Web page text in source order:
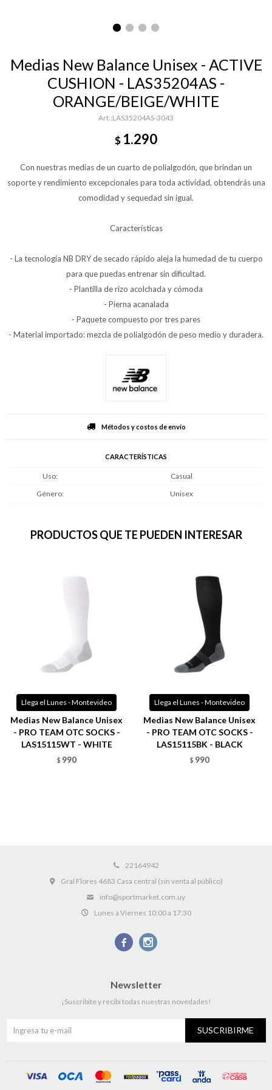
Medias New Balance Unisex - ACTIVE
CUSHION - LAS35204AS -
ORANGE/BEIGE/WHITE
LAS35204AS-3043
$ 1.290
Con nuestras medias de un cuarto de polialgodón, que brindan un
soporte y rendimiento excepcionales para toda actividad, obtendrás una
comodidad y sequedad sin igual.
Características
- La tecnología NB DRY de secado rápido aleja la humedad de tu cuerpo
para que puedas entrenar sin dificultad.
- Plantilla de rizo acolchada y cómoda
- Pierna acanalada
- Paquete compuesto por tres pares
- Material importado: mezcla de polialgodón de peso medio y duradera.
Métodos y costos de envío
CARACTERÍSTICAS
Uso
Casual
Género
Unisex
PRODUCTOS QUE TE PUEDEN INTERESAR
Llega el Lunes - Montevideo
Medias New Balance Unisex
- PRO TEAM OTC SOCKS -
LAS15115WT - WHITE
$ 990
Llega el Lunes - Montevideo
Medias New Balance Unisex
- PRO TEAM OTC SOCKS -
LAS15115BK - BLACK
$ 990
22164942
Gral Flores 4683 Casa central (sin venta al público)
info@sportmarket.com.uy
Lunes a Viernes 10:00 a 17:30
 
Newsletter
¡Suscribite y recibí todas nuestras novedades!
SUSCRIBIRME